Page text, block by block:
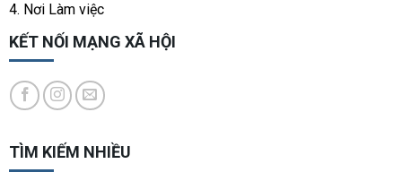
4. Nơi Làm việc
KẾT NỐI MẠNG XÃ HỘI
TÌM KIẾM NHIỀU